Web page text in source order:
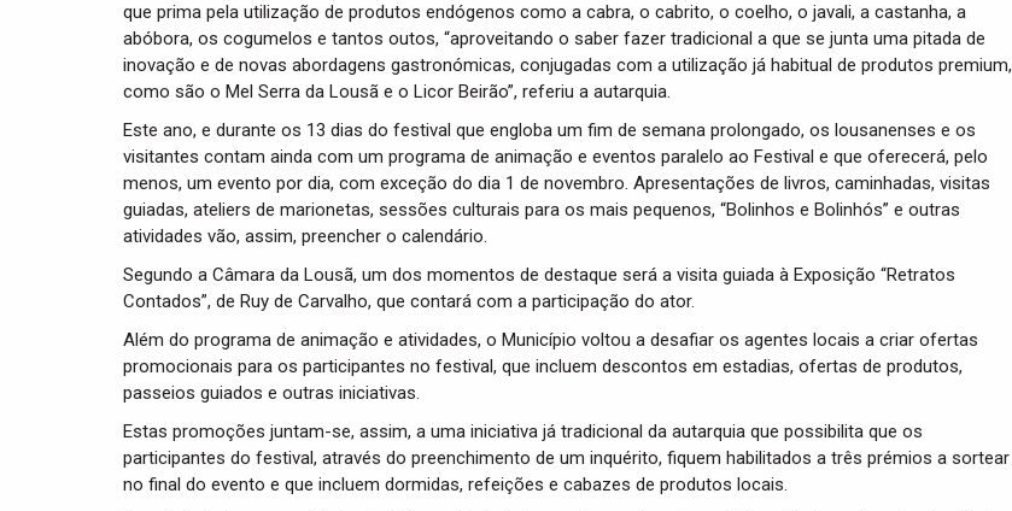
que prima pela utilização de produtos endógenos como a cabra, o cabrito, o coelho, o javali, a castanha, a
abóbora, os cogumelos e tantos outos, “aproveitando o saber fazer tradicional a que se junta uma pitada de
inovação e de novas abordagens gastronómicas, conjugadas com a utilização já habitual de produtos premium,
como são o Mel Serra da Lousã e o Licor Beirão”, referiu a autarquia.
Este ano, e durante os 13 dias do festival que engloba um fim de semana prolongado, os lousanenses e os
visitantes contam ainda com um programa de animação e eventos paralelo ao Festival e que oferecerá, pelo
menos, um evento por dia, com exceção do dia 1 de novembro. Apresentações de livros, caminhadas, visitas
guiadas, ateliers de marionetas, sessões culturais para os mais pequenos, “Bolinhos e Bolinhós” e outras
atividades vão, assim, preencher o calendário.
Segundo a Câmara da Lousã, um dos momentos de destaque será a visita guiada à Exposição “Retratos
Contados”, de Ruy de Carvalho, que contará com a participação do ator.
Além do programa de animação e atividades, o Município voltou a desafiar os agentes locais a criar ofertas
promocionais para os participantes no festival, que incluem descontos em estadias, ofertas de produtos,
passeios guiados e outras iniciativas.
Estas promoções juntam-se, assim, a uma iniciativa já tradicional da autarquia que possibilita que os
participantes do festival, através do preenchimento de um inquérito, fiquem habilitados a três prémios a sortear
no final do evento e que incluem dormidas, refeições e cabazes de produtos locais.